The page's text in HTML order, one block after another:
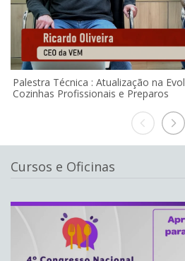
Palestra Técnica : Atualização na
Cozinhas Profissionais e Preparos
Cursos e Oficinas